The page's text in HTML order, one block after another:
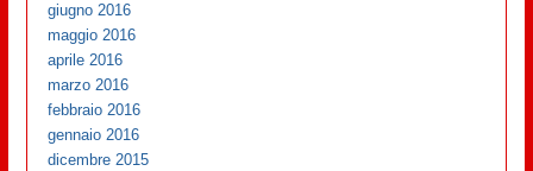
giugno 2016
maggio 2016
aprile 2016
marzo 2016
febbraio 2016
gennaio 2016
dicembre 2015